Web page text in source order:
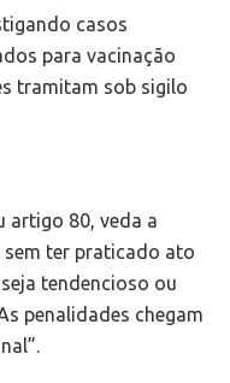
casos
para vacinação
tramitam sob sigilo
artigo 80, veda a
ter praticado ato
tendencioso ou
penalidades chegam